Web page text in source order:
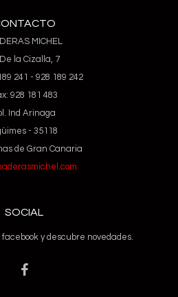
MICHEL
la Cizalla, 7
241 - 928 189 242
928 181 483
Ind Arinaga
- 35118
de Gran Canaria
SOCIAL
y descubre novedades.